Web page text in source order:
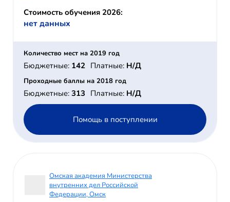
Стоимость обучения 2026:
нет данных
Количество мест на 2019 год
Бюджетные: 142 Платные: Н/Д
Проходные баллы на 2018 год
Бюджетные: 313 Платные: Н/Д
Помощь в поступлении
Омская академия Министерства
внутренних дел Российской
Федерации, Омск